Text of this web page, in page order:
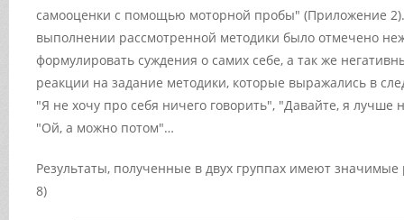
самооценки с помощью моторной пробы" (Приложение
выполнении рассмотренной методики было отмечено
формулировать суждения о самих себе, а так же
реакции на задание методики, которые выражались в
"Я не хочу про себя ничего говорить", "Давайте, я лучше
"Ой, а можно потом"…
Результаты, полученные в двух группах имеют значимые
8)